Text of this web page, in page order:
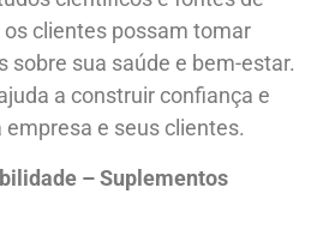
clientes possam tomar
sobre sua saúde e bem-estar.
a construir confiança e
e seus clientes.
– Suplementos